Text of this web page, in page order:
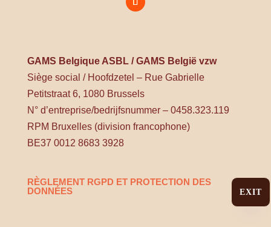
GAMS Belgique ASBL / GAMS België vzw
Siège social / Hoofdzetel – Rue Gabrielle
Petitstraat 6, 1080 Brussels
N° d’entreprise/bedrijfsnummer – 0458.323.119
RPM Bruxelles (division francophone)
BE37 0012 8683 3928
RÈGLEMENT RGPD ET PROTECTION DES
DONNÉES
EXIT